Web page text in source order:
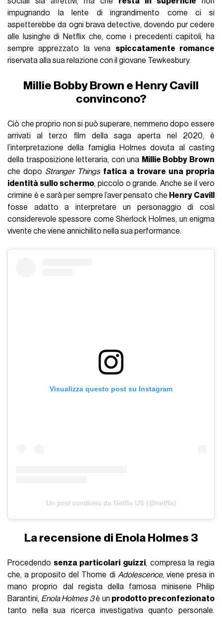
impugnando la lente di ingrandimento come ci si
aspetterebbe da ogni brava detective, dovendo pur cedere
alle lusinghe di Netflix che, come i precedenti capitoli, ha
sempre apprezzato la vena spiccatamente romance
riservata alla sua relazione con il giovane Tewkesbury.
Millie Bobby Brown e Henry Cavill
convincono?
Ciò che proprio non si può superare, nemmeno dopo essere
arrivati al terzo film della saga aperta nel 2020, è
l’interpretazione della famiglia Holmes dovuta al casting
della trasposizione letteraria, con una Millie Bobby Brown
che dopo Stranger Things fatica a trovare una propria
identità sullo schermo, piccolo o grande. Anche se il vero
crimine è e sarà per sempre l’aver pensato che Henry Cavill
fosse adatto a interpretare un personaggio di così
considerevole spessore come Sherlock Holmes, un enigma
vivente che viene annichilito nella sua performance.
Visualizza questo post su Instagram
Un post condiviso da Netflix US (@netflix)
La recensione di Enola Holmes 3
Procedendo senza particolari guizzi, compresa la regia
che, a proposito del Thorne di Adolescence, viene presa in
mano proprio dal regista della famosa miniserie Philip
Barantini, Enola Holmes 3è un prodotto preconfezionato
tanto nella sua ricerca investigativa quanto personale.